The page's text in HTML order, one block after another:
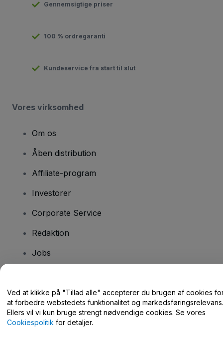
Gennemsigtige priser
100 % ordregaranti
Kundeservice fra start til slut
Vores virksomhed
Om os
Åben distribution
Affiliate-program
Investorer
Corporate Service
Redaktion
Jobs
Har du spørgsmål?
Hjælpecenter / Kontakt os
Ved at klikke på "Tillad alle" accepterer du brugen af cookies
at forbedre webstedets funktionalitet og markedsføringsrelevans.
Ellers vil vi kun bruge strengt nødvendige cookies. Se vores
Cookiespolitik for detaljer.